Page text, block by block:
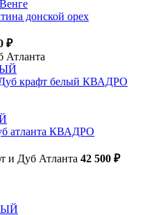
₽
и Дуб Атланта 42 500 ₽